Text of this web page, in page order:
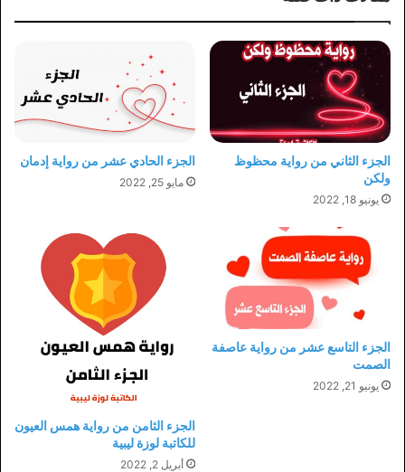
الجزء الثاني من رواية محظوظ
ولكن
يونيو 18, 2022
الجزء الحادي عشر من رواية إدمان
مايو 25, 2022
الجزء التاسع عشر من رواية عاصفة
الصمت
يونيو 21, 2022
الجزء الثامن من رواية همس العيون
للكاتبة لوزة ليبية
أبريل 2, 2022